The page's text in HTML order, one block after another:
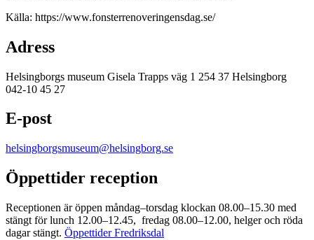
Källa: https://www.fonsterrenoveringensdag.se/
Adress
Helsingborgs museum Gisela Trapps väg 1 254 37 Helsingborg
042-10 45 27
E-post
helsingborgsmuseum@helsingborg.se
Öppettider reception
Receptionen är öppen måndag–torsdag klockan 08.00–15.30 med
stängt för lunch 12.00–12.45, fredag 08.00–12.00, helger och röda
dagar stängt. Öppettider Fredriksdal